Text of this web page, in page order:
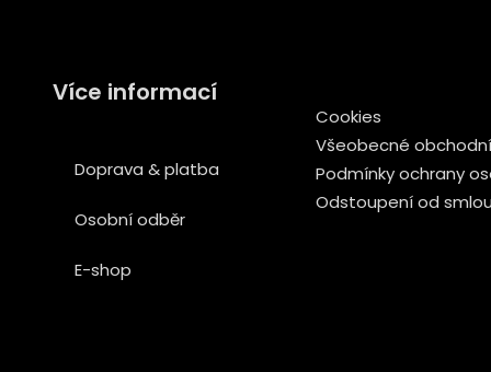
Více informací
Doprava & platba
Osobní odběr
E-shop
Cookies
Všeobecné
Podmínky ochrany
Odstoupení od